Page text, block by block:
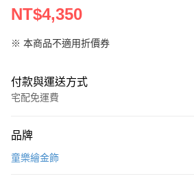
NT$4,350
※ 本商品不適用折價券
付款與運送方式
宅配免運費
信用卡一次付款
品牌
童樂繪金飾